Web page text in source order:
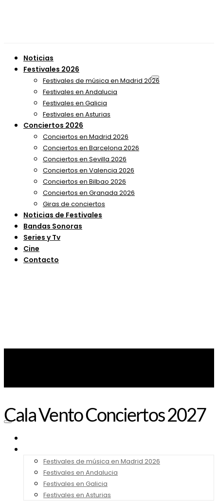
Noticias
Festivales 2026
Festivales de música en Madrid 2026
Festivales en Andalucia
Festivales en Galicia
Festivales en Asturias
Conciertos 2026
Conciertos en Madrid 2026
Conciertos en Barcelona 2026
Conciertos en Sevilla 2026
Conciertos en Valencia 2026
Conciertos en Bilbao 2026
Conciertos en Granada 2026
Giras de conciertos
Noticias de Festivales
Bandas Sonoras
Series y Tv
Cine
Contacto
Festivales de música en Madrid 2026
Festivales en Andalucia
Festivales en Galicia
Festivales en Asturias
Cala Vento Conciertos 2027